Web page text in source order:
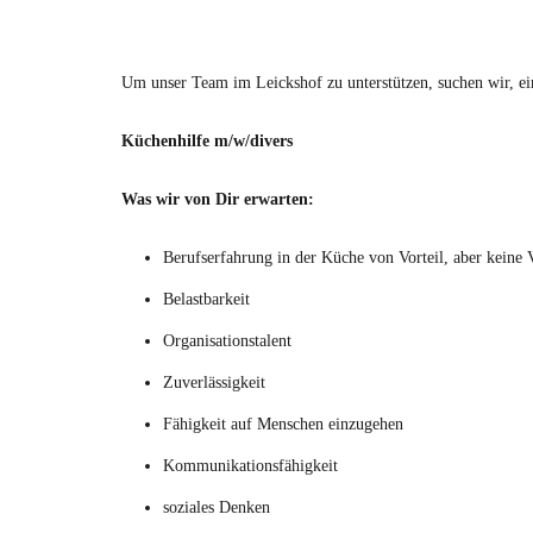
Um unser Team im Leickshof zu unterstützen, suchen wir,
Küchenhilfe m/w/divers
Was wir von Dir erwarten:
Berufserfahrung in der Küche von Vorteil, aber keine
Belastbarkeit
Organisationstalent
Zuverlässigkeit
Fähigkeit auf Menschen einzugehen
Kommunikationsfähigkeit
soziales Denken